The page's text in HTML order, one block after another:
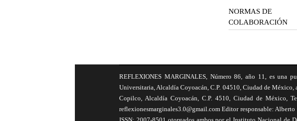
NORMAS DE
COLABORACIÓN
REFLEXIONES MARGINALES, Número 86, año 11, es una
Universitaria, Alcaldía Coyoacán, C.P. 04510, Ciudad de
Copilco, Alcaldía Coyoacán, C.P. 4510, Ciudad de México,
reflexionesmarginales3.0@gmail.com Editor responsable: